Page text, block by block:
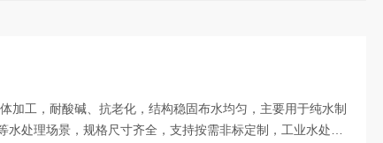
加工，耐酸碱、抗老化，结构稳固布水均匀，主要用于纯水制
水处理场景，规格尺寸齐全，支持按需非标定制，工业水处